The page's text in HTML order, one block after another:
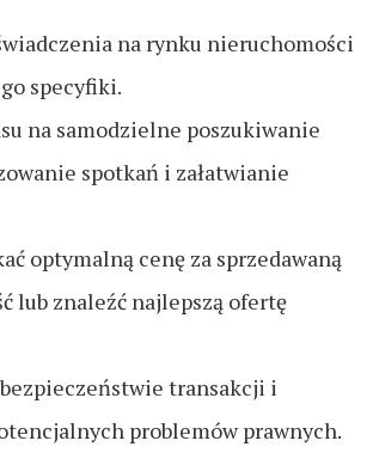
na rynku nieruchomości
specyfiki.
na samodzielne poszukiwanie
spotkań i załatwianie
optymalną cenę za sprzedawaną
lub znaleźć najlepszą ofertę
transakcji i
problemów prawnych.